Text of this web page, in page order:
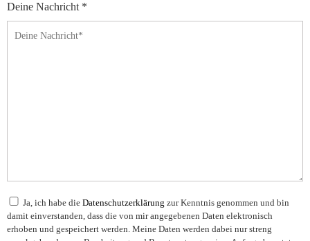
Deine Nachricht *
Ja, ich habe die Datenschutzerklärung zur Kenntnis genommen und bin
damit einverstanden, dass die von mir angegebenen Daten elektronisch
erhoben und gespeichert werden. Meine Daten werden dabei nur streng